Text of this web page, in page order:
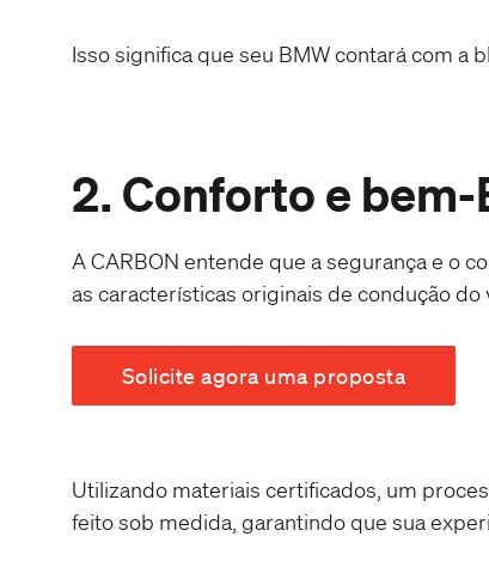
Isso significa que seu BMW contará com a
2. Conforto e
A CARBON entende que a segurança e o
as características originais de condução do
Solicite agora uma proposta
Utilizando materiais certificados, um
feito sob medida, garantindo que sua